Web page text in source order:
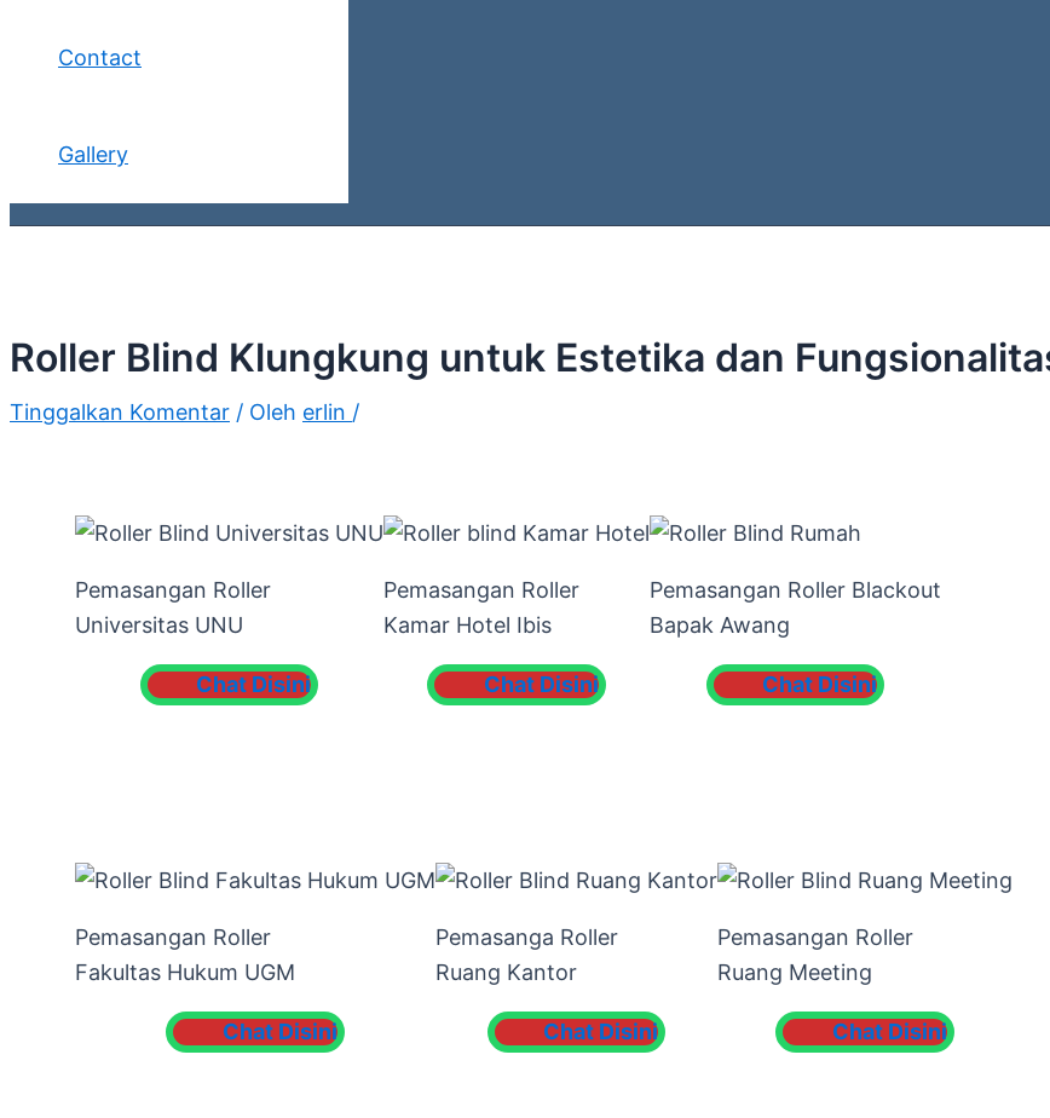
Contact
Gallery
Roller Blind Klungkung untuk Estetika dan
Tinggalkan Komentar / Oleh erlin /
Pemasangan Roller
Universitas UNU
Chat Disini
Pemasangan Roller
Kamar Hotel Ibis
Chat Disini
Pemasangan Roller Blackout
Bapak Awang
Chat Disini
Pemasangan Roller
Fakultas Hukum UGM
Chat Disini
Pemasanga Roller
Ruang Kantor
Chat Disini
Pemasangan Roller
Ruang Meeting
Chat Disini